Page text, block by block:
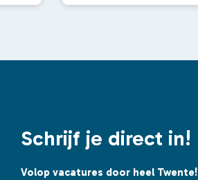
Schrijf je direct in!
Volop vacatures door heel Twente!